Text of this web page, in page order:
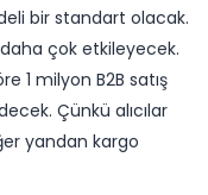
bir standart olacak.
çok etkileyecek.
1 milyon B2B satış
Çünkü alıcılar
yandan kargo